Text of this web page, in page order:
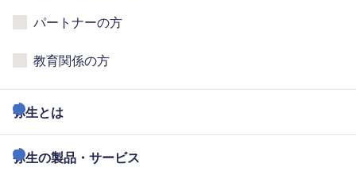
パートナーの方
教育関係の方
弥生とは
弥生の製品・サービス